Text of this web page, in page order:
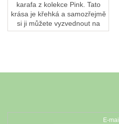
karafa z kolekce Pink. Tato
krása je křehká a samozřejmě
si ji můžete vyzvednout na
některé z našich poboček.
E-mail